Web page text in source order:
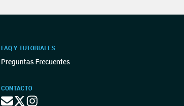
FAQ Y TUTORIALES
Preguntas Frecuentes
CONTACTO